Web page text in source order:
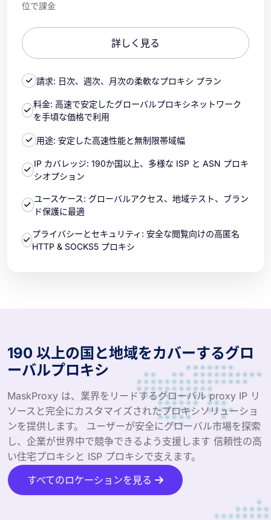
位で課金
詳しく見る
請求: 日次、週次、月次の柔軟なプロキシ プラン
料金: 高速で安定したグローバルプロキシネットワーク
を手頃な価格で利用
用途: 安定した高速性能と無制限帯域幅
IP カバレッジ: 190か国以上、多様な ISP と ASN プロキ
シオプション
ユースケース: グローバルアクセス、地域テスト、ブラン
ド保護に最適
プライバシーとセキュリティ: 安全な閲覧向けの高匿名
HTTP & SOCKS5 プロキシ
190 以上の国と地域をカバーするグロ
ーバルプロキシ
MaskProxy は、業界をリードするグローバル proxy IP リ
ソースと完全にカスタマイズされたプロキシソリューショ
ンを提供します。 ユーザーが安全にグローバル市場を探索
し、企業が世界中で競争できるよう支援します 信頼性の高
い住宅プロキシと ISP プロキシで支えます。
すべてのロケーションを見る